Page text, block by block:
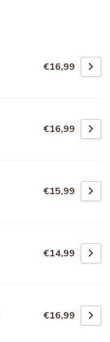
€16,99
€16,99
€15,99
€14,99
€16,99